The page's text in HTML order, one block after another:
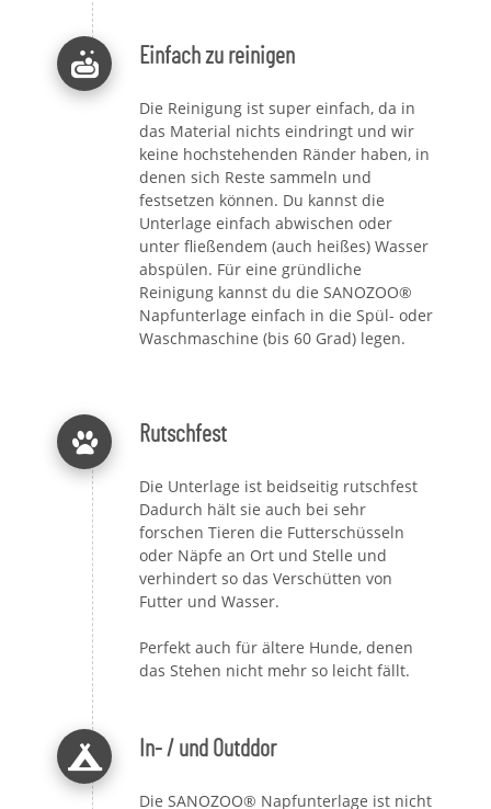
Einfach zu reinigen
Die Reinigung ist super einfach, da in
das Material nichts eindringt und wir
keine hochstehenden Ränder haben, in
denen sich Reste sammeln und
festsetzen können. Du kannst die
Unterlage einfach abwischen oder
unter fließendem (auch heißes) Wasser
abspülen. Für eine gründliche
Reinigung kannst du die SANOZOO®
Napfunterlage einfach in die Spül- oder
Waschmaschine (bis 60 Grad) legen.
Rutschfest
Die Unterlage ist beidseitig rutschfest
Dadurch hält sie auch bei sehr
forschen Tieren die Futterschüsseln
oder Näpfe an Ort und Stelle und
verhindert so das Verschütten von
Futter und Wasser.
Perfekt auch für ältere Hunde, denen
das Stehen nicht mehr so leicht fällt.
In- / und Outddor
Die SANOZOO® Napfunterlage ist nicht